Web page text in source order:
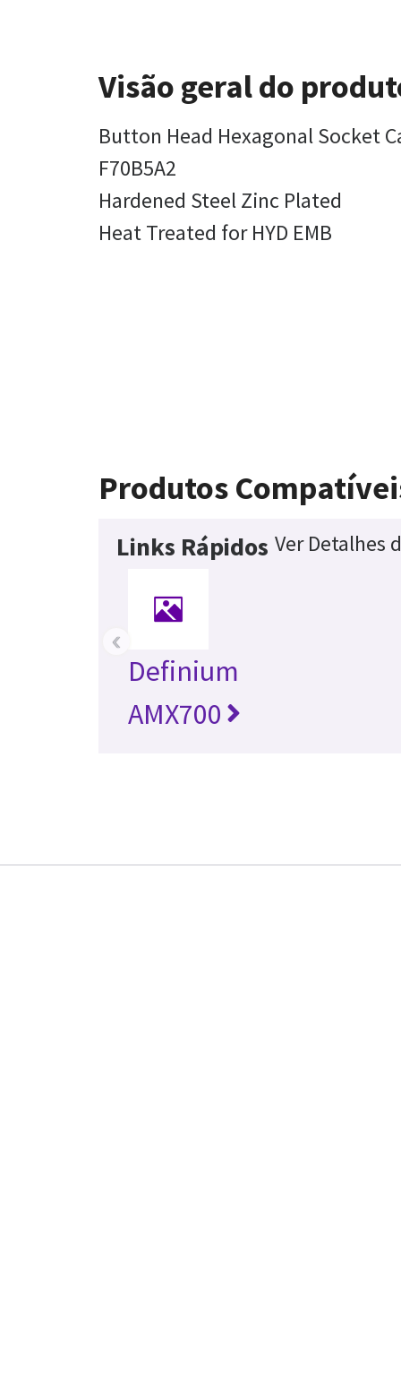
Visão geral do
Button Head Hexagonal Socket
F70B5A2
Hardened Steel Zinc Plated
Heat Treated for HYD EMB
Produtos
Links Rápidos Ver Detalhes
Definium
AMX700
‹